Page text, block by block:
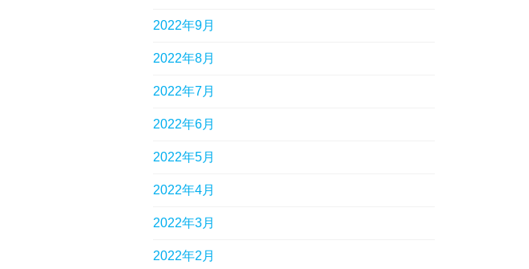
2022年9月
2022年8月
2022年7月
2022年6月
2022年5月
2022年4月
2022年3月
2022年2月